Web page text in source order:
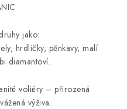
jako:
hrdličky, pěnkavy, malí
diamantoví.
voliéry – přirozená
výživa.